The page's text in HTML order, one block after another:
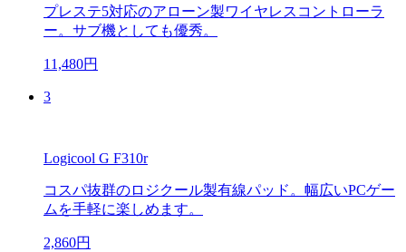
プレステ5対応のアローン製ワイヤレスコントローラ
ー。サブ機としても優秀。
11,480円
3
Logicool G F310r
コスパ抜群のロジクール製有線パッド。幅広いPCゲー
ムを手軽に楽しめます。
2,860円